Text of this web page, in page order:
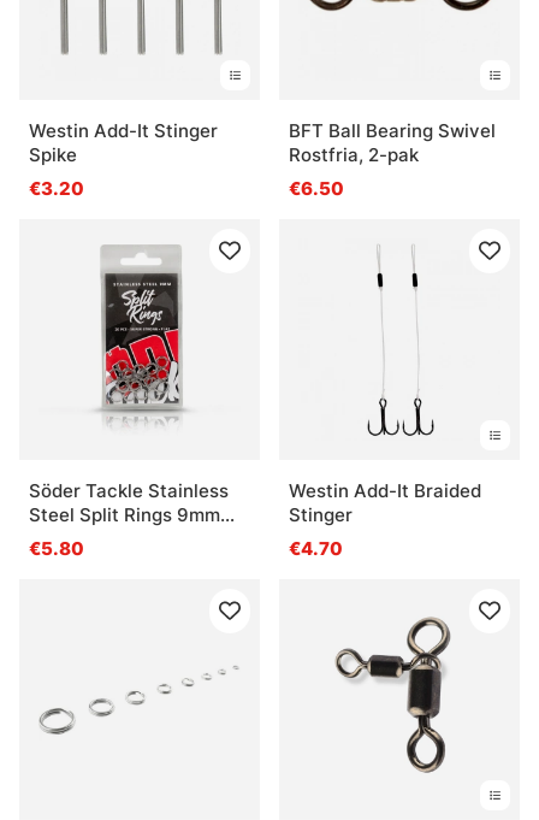
Westin Add-It Stinger
Spike
€3.20
BFT Ball Bearing Swivel
Rostfria, 2-pak
€6.50
Söder Tackle Stainless
Steel Split Rings 9mm
(20pcs)
€5.80
Westin Add-It Braided
Stinger
€4.70